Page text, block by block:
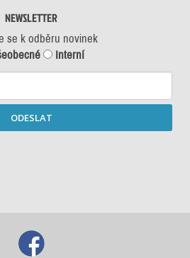
NEWSLETTER
se k odběru novinek
Interní
ODESLAT